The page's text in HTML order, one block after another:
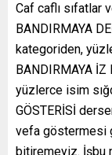
Caf caflı sıfatlar
BANDIRMAYA
kategoriden,
BANDIRMAYA İZ
yüzlerce isim
GÖSTERİSİ
vefa göstermesi
bitiremeyiz. İşbu